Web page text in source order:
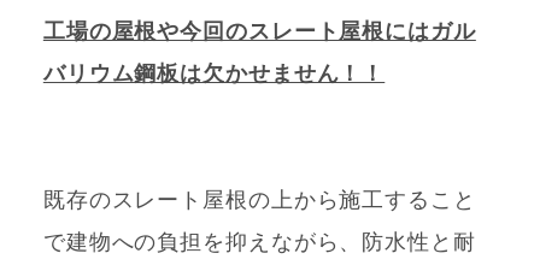
工場の屋根や今回のスレート屋根にはガル
バリウム鋼板は欠かせません！！
既存のスレート屋根の上から施工すること
で建物への負担を抑えながら、防水性と耐